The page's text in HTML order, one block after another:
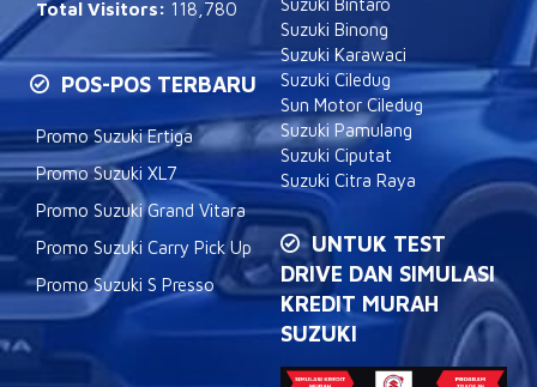
Total Visitors: 118,780
POS-POS TERBARU
Promo Suzuki Ertiga
Promo Suzuki XL7
Promo Suzuki Grand Vitara
Promo Suzuki Carry Pick Up
Promo Suzuki S Presso
Suzuki Bintaro
Suzuki Binong
Suzuki Karawaci
Suzuki Ciledug
Sun Motor Ciledug
Suzuki Pamulang
Suzuki Ciputat
Suzuki Citra Raya
UNTUK TEST
DRIVE DAN SIMULASI
KREDIT MURAH
SUZUKI